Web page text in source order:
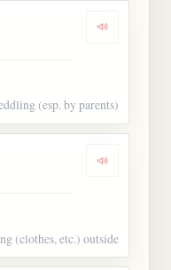
Dengarkan
(esp. by parents)
Dengarkan
(clothes, etc.) outside